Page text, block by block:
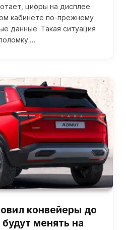
цифры на дисплее
кабинете по-прежнему
данные. Такая ситуация
конвейеры до
будут менять на